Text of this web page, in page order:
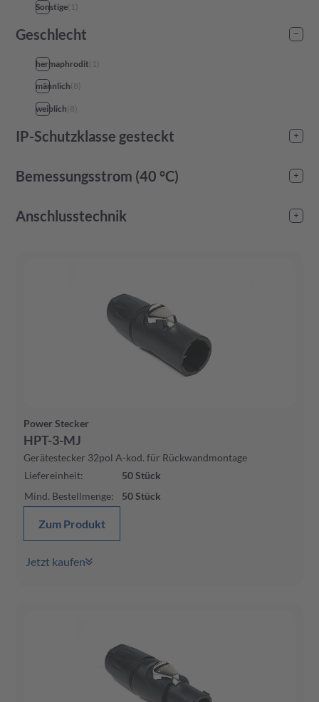
Sonstige( 1 )
Geschlecht
hermaphrodit( 1 )
männlich(8)
weiblich(8)
IP-Schutzklasse gesteckt
Bemessungsstrom (40 °C)
-
Anschlusstechnik
Power Stecker
HPT-3-MJ
Gerätestecker 32pol A-kod. für Rückwandmontage
Liefereinheit: 50Stück
Mind. Bestellmenge: 50Stück
Zum Produkt
Jetzt kaufen